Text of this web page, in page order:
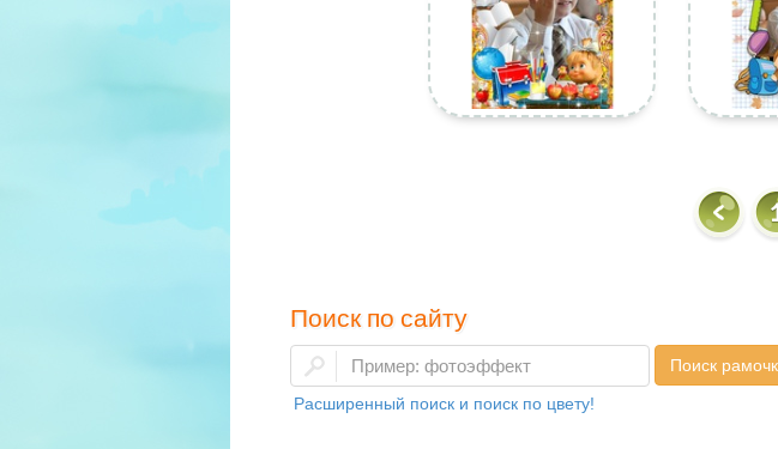
Поиск по сайту
Поиск
Расширенный поиск и поиск по цвету!